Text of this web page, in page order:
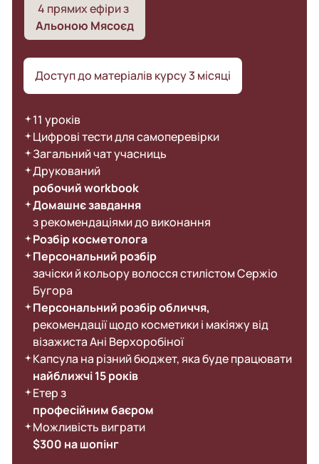
4 прямих ефіри з
Альоною Мясоєд
Доступ до матеріалів курсу 3 місяці
11 уроків
Цифрові тести для самоперевірки
Загальний чат учасниць
Друкований
робочий workbook
Домашнє завдання
з рекомендаціями до виконання
Розбір косметолога
Персональний розбір
зачіски й кольору волосся стилістом Сержіо
Бугора
Персональний розбір обличчя,
рекомендації щодо косметики і макіяжу від
візажиста Ані Верхоробіної
Капсула на різний бюджет, яка буде працювати
найближчі 15 років
Етер з
професійним баєром
Можливість виграти
$300 на шопінг